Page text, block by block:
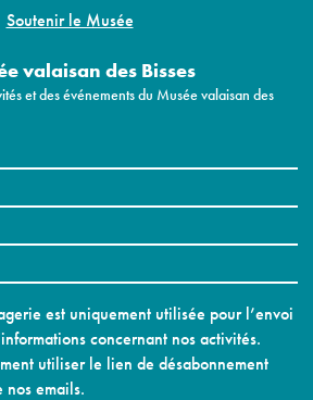
Soutenir le Musée
valaisan des Bisses
et des événements du Musée valaisan des
est uniquement utilisée pour l’envoi
concernant nos activités.
utiliser le lien de désabonnement
nos emails.